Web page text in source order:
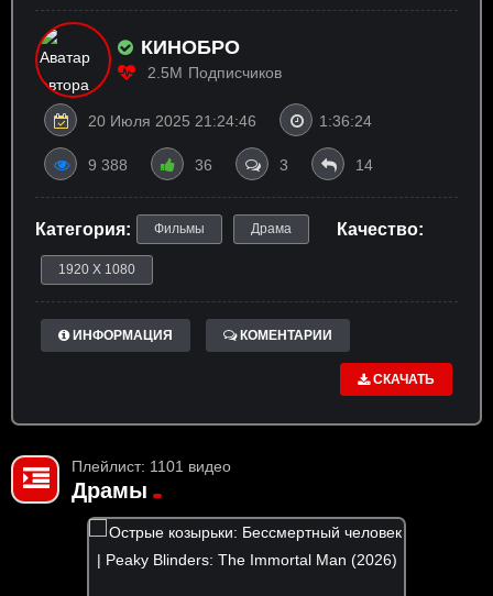
КИНОБРО
2.5M Подписчиков
20 Июля 2025 21:24:46 1:36:24
9 388 36 3 14
Категория: Фильмы Драма Качество:
1920 X 1080
ИНФОРМАЦИЯ КОМЕНТАРИИ
СКАЧАТЬ
Плейлист: 1101 видео
Драмы